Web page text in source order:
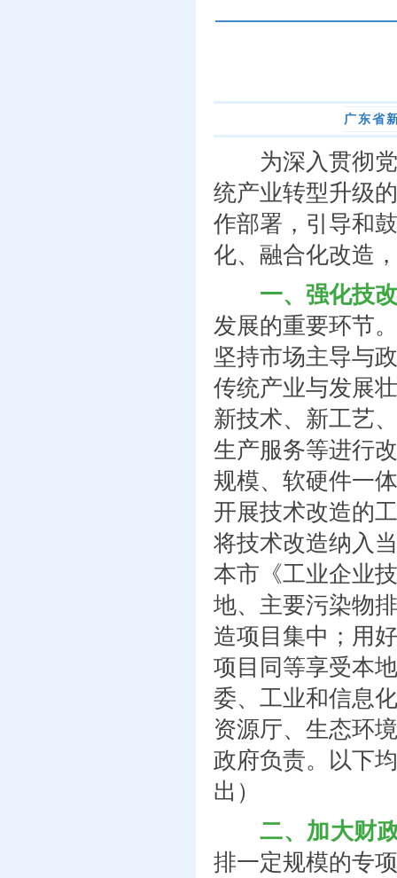
广东省
为深入贯彻党
统产业转型升级
作部署，引导和
化、融合化改造
一、强化技
发展的重要环节
坚持市场主导与
传统产业与发展
新技术、新工艺
生产服务等进行
规模、软硬件一
开展技术改造的
将技术改造纳入
本市《工业企业
地、主要污染物
造项目集中；用
项目同等享受本
委、工业和信息
资源厅、生态环
政府负责。以下
出）
二、加大财
排一定规模的专